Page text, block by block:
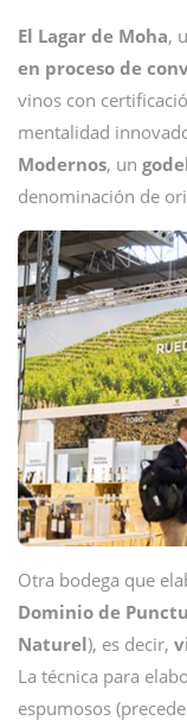
El Lagar de Moha,
en proceso de
vinos con
mentalidad
Modernos, un
denominación de
Otra bodega que
Dominio de
Naturel), es decir,
La técnica para
espumosos